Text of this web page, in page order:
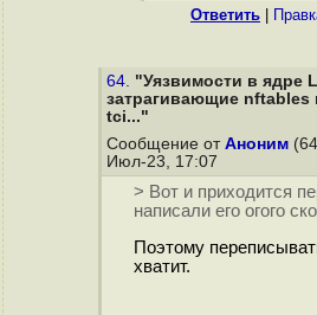
Ответить
64. "Уязвимости в ядре
затрагивающие nftables
tci..."
Сообщение от Аноним
Июл-23, 17:07
> Вот и приходится
написали его огого
Поэтому
хватит.